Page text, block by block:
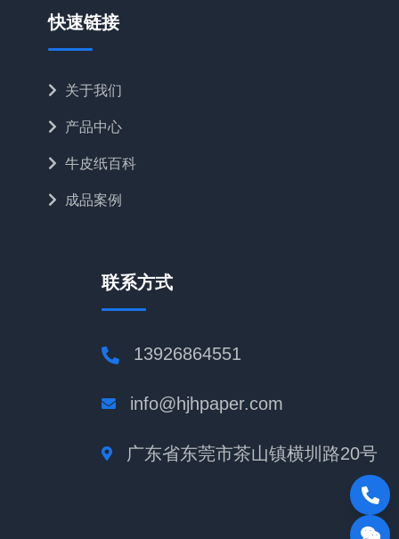
快速链接
关于我们
产品中心
牛皮纸百科
成品案例
联系方式
13926864551
info@hjhpaper.com
广东省东莞市茶山镇横圳路20号